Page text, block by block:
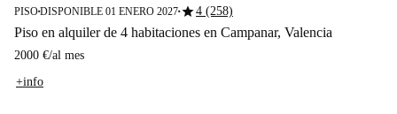
PISO■DISPONIBLE 01 ENERO 2027■star4 (258)
Piso en alquiler de 4 habitaciones en Campanar, Valencia
2000 €/al mes
+info